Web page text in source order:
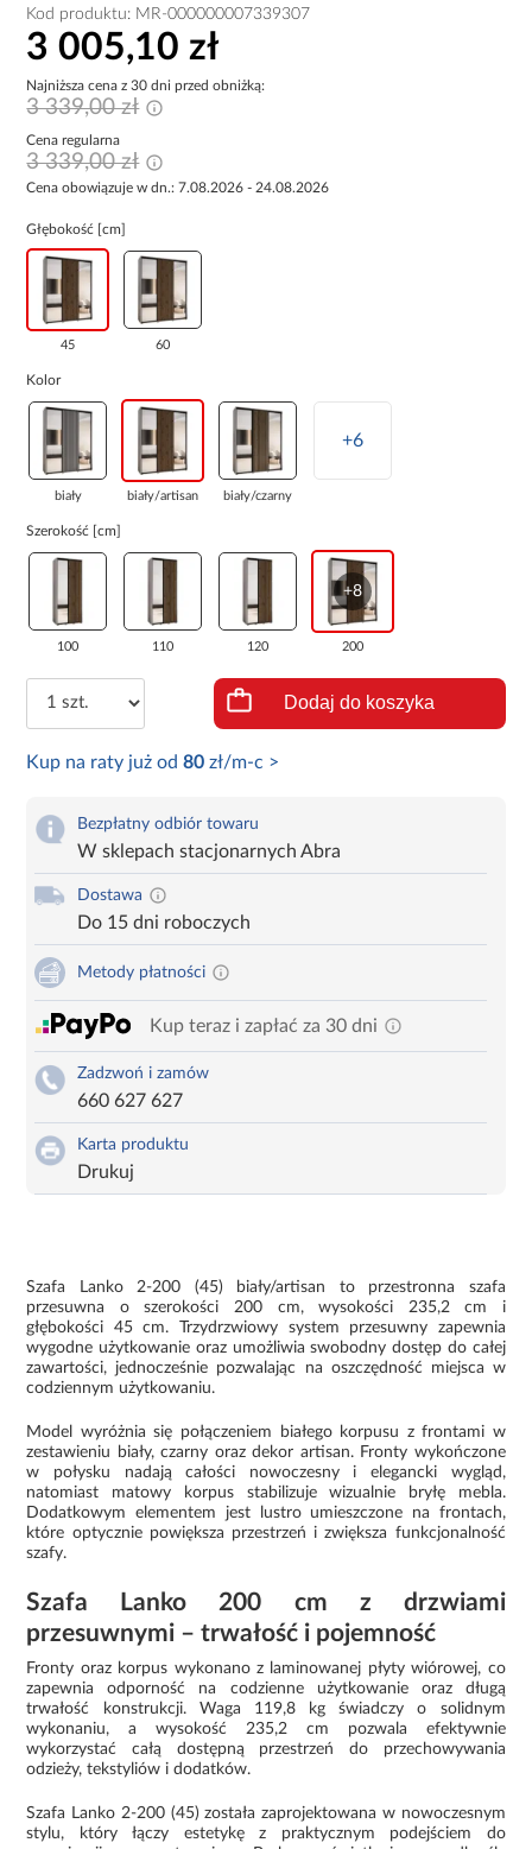
Kod produktu: MR-000000007339307
3 005,10 zł
Najniższa cena z 30 dni przed obniżką:
3 339,00 zł
Cena regularna
3 339,00 zł
Cena obowiązuje w dn.: 7.08.2026 - 24.08.2026
Głębokość [cm]
45 60
Kolor
biały biały/artisan biały/czarny
+6
Szerokość [cm]
100 110 120
+8
200
Dodaj do koszyka
Kup na raty już od80 zł/m-c >
Bezpłatny odbiór towaru
W sklepach stacjonarnych Abra
Dostawa
Do 15 dni roboczych
Metody płatności
Kup teraz i zapłać za 30 dni
Zadzwoń i zamów
660 627 627
Karta produktu
Drukuj
Szafa Lanko 2-200 (45) biały/artisan to przestronna szafa
przesuwna o szerokości 200 cm, wysokości 235,2 cm i
głębokości 45 cm. Trzydrzwiowy system przesuwny zapewnia
wygodne użytkowanie oraz umożliwia swobodny dostęp do całej
zawartości, jednocześnie pozwalając na oszczędność miejsca w
codziennym użytkowaniu.
Model wyróżnia się połączeniem białego korpusu z frontami w
zestawieniu biały, czarny oraz dekor artisan. Fronty wykończone
w połysku nadają całości nowoczesny i elegancki wygląd,
natomiast matowy korpus stabilizuje wizualnie bryłę mebla.
Dodatkowym elementem jest lustro umieszczone na frontach,
które optycznie powiększa przestrzeń i zwiększa funkcjonalność
szafy.
Szafa Lanko 200 cm z drzwiami
przesuwnymi – trwałość i pojemność
Fronty oraz korpus wykonano z laminowanej płyty wiórowej, co
zapewnia odporność na codzienne użytkowanie oraz długą
trwałość konstrukcji. Waga 119,8 kg świadczy o solidnym
wykonaniu, a wysokość 235,2 cm pozwala efektywnie
wykorzystać całą dostępną przestrzeń do przechowywania
odzieży, tekstyliów i dodatków.
Szafa Lanko 2-200 (45) została zaprojektowana w nowoczesnym
stylu, który łączy estetykę z praktycznym podejściem do